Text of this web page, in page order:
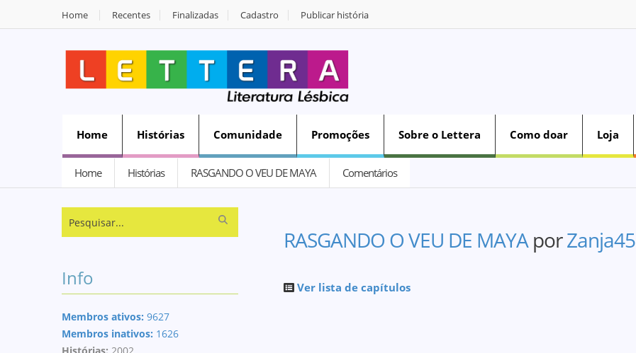
Home Recentes Finalizadas Cadastro Publicar história
Home Histórias Comunidade Promoções Sobre o Lettera Como doar Loja
Home Histórias RASGANDO O VEU DE MAYA Comentários
Info
Membros ativos: 9627
Membros inativos: 1626
RASGANDO O VEU DE MAYAporZanja45
Ver lista de capítulos